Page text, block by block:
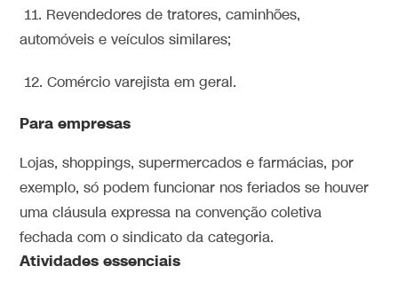
11. Revendedores de tratores, caminhões,
automóveis e veículos similares;
12. Comércio varejista em geral.
Para empresas
Lojas, shoppings, supermercados e farmácias, por
exemplo, só podem funcionar nos feriados se houver
uma cláusula expressa na convenção coletiva
fechada com o sindicato da categoria.
Atividades essenciais